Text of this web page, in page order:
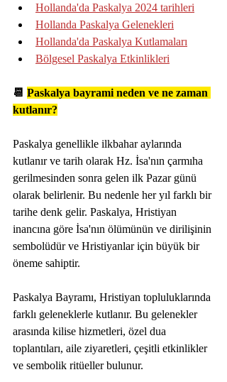
Hollanda'da Paskalya 2024 tarihleri
Hollanda Paskalya Gelenekleri
Hollanda'da Paskalya Kutlamaları
Bölgesel Paskalya Etkinlikleri
📆 Paskalya bayrami neden ve ne zaman
kutlanır?
Paskalya genellikle ilkbahar aylarında
kutlanır ve tarih olarak Hz. İsa'nın çarmıha
gerilmesinden sonra gelen ilk Pazar günü
olarak belirlenir. Bu nedenle her yıl farklı bir
tarihe denk gelir. Paskalya, Hristiyan
inancına göre İsa'nın ölümünün ve dirilişinin
sembolüdür ve Hristiyanlar için büyük bir
öneme sahiptir.
Paskalya Bayramı, Hristiyan topluluklarında
farklı geleneklerle kutlanır. Bu gelenekler
arasında kilise hizmetleri, özel dua
toplantıları, aile ziyaretleri, çeşitli etkinlikler
ve sembolik ritüeller bulunur.